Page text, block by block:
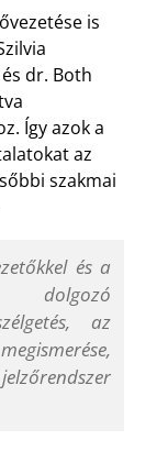
is
dr. Both
Így azok a
az
szakmai
és a
dolgozó
az